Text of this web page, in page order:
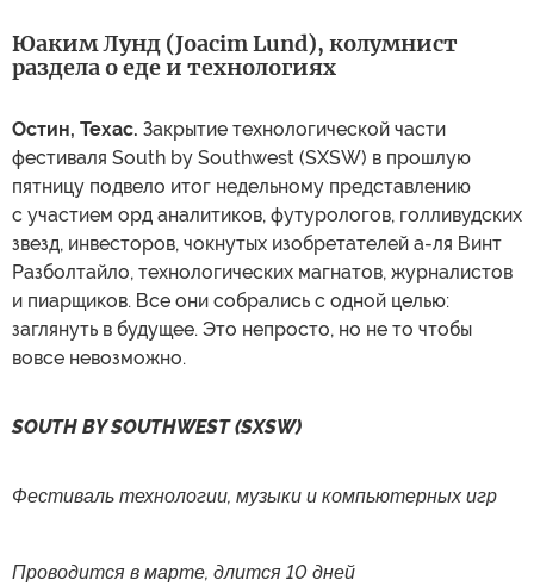
Юаким Лунд (Joacim Lund), колумнист
раздела о еде и технологиях
Остин, Техас. Закрытие технологической части
фестиваля South by Southwest (SXSW) в прошлую
пятницу подвело итог недельному представлению
с участием орд аналитиков, футурологов, голливудских
звезд, инвесторов, чокнутых изобретателей а-ля Винт
Разболтайло, технологических магнатов, журналистов
и пиарщиков. Все они собрались с одной целью:
заглянуть в будущее. Это непросто, но не то чтобы
вовсе невозможно.
SOUTH BY SOUTHWEST (SXSW)
Фестиваль технологии, музыки и компьютерных игр
Проводится в марте, длится 10 дней